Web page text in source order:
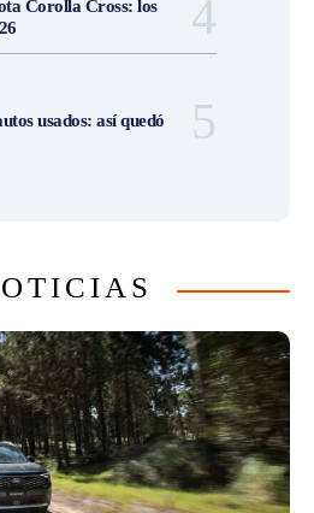
Corolla Cross: los
usados: así quedó